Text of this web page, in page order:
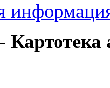
Картотека